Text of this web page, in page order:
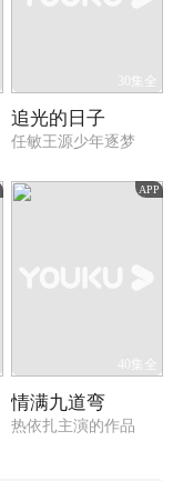
30集全
追光的日子
任敏王源少年逐梦
APP
40集全
情满九道弯
热依扎主演的作品